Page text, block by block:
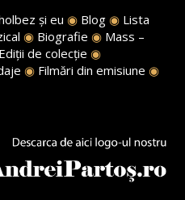
și eu ◉ Blog ◉ Lista
◉ Biografie ◉ Mass –
Ediții de colecție ◉
◉ Filmări din emisiune ◉